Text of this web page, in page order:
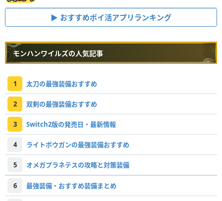
おすすめポイ活アプリランキング
モンハンワイルズの人気記事
1 太刀の最強装備おすすめ
2 双剣の最強装備おすすめ
3 Switch2版の発売日・最新情報
4 ライトボウガンの最強装備おすすめ
5 オメガプラネテスの攻略と対策装備
6 最強装備・おすすめ装備まとめ